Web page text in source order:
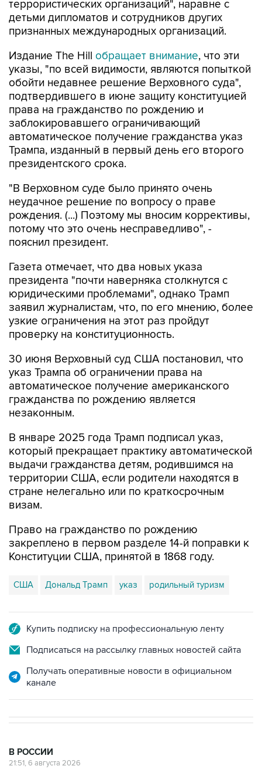
террористических организаций", наравне с
детьми дипломатов и сотрудников других
признанных международных организаций.
Издание The Hill обращает внимание, что эти
указы, "по всей видимости, являются попыткой
обойти недавнее решение Верховного суда",
подтвердившего в июне защиту конституцией
права на гражданство по рождению и
заблокировавшего ограничивающий
автоматическое получение гражданства указ
Трампа, изданный в первый день его второго
президентского срока.
"В Верховном суде было принято очень
неудачное решение по вопросу о праве
рождения. (...) Поэтому мы вносим коррективы,
потому что это очень несправедливо", -
пояснил президент.
Газета отмечает, что два новых указа
президента "почти наверняка столкнутся с
юридическими проблемами", однако Трамп
заявил журналистам, что, по его мнению, более
узкие ограничения на этот раз пройдут
проверку на конституционность.
30 июня Верховный суд США постановил, что
указ Трампа об ограничении права на
автоматическое получение американского
гражданства по рождению является
незаконным.
В январе 2025 года Трамп подписал указ,
который прекращает практику автоматической
выдачи гражданства детям, родившимся на
территории США, если родители находятся в
стране нелегально или по краткосрочным
визам.
Право на гражданство по рождению
закреплено в первом разделе 14-й поправки к
Конституции США, принятой в 1868 году.
США Дональд Трамп указ родильный туризм
Купить подписку на профессиональную ленту
Подписаться на рассылку главных новостей сайта
Получать оперативные новости в официальном
канале
В РОССИИ
21:51, 6 августа 2026